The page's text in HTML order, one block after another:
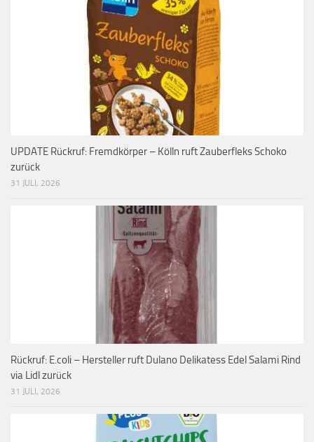
UPDATE Rückruf: Fremdkörper – Kölln ruft Zauberfleks Schoko
zurück
31 JULI, 2026
Rückruf: E.coli – Hersteller ruft Dulano Delikatess Edel Salami Rind
via Lidl zurück
31 JULI, 2026